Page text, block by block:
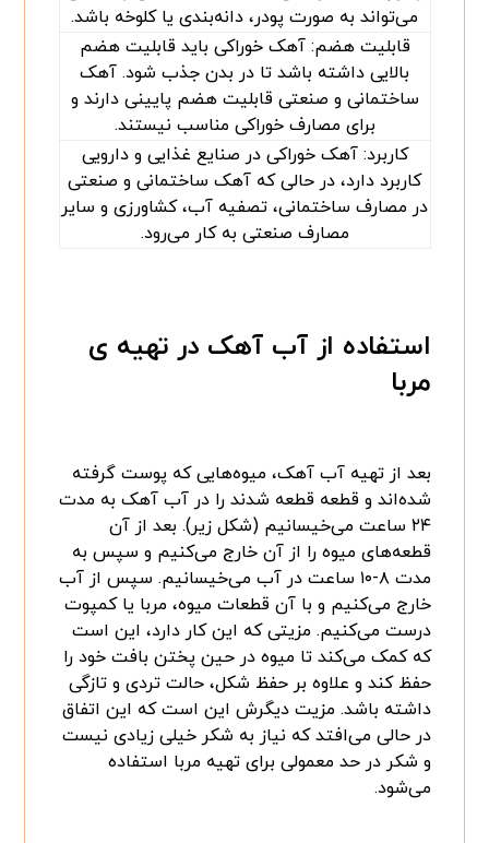
می‌تواند به صورت پودر، دانه‌بندی یا کلوخه باشد.
قابلیت هضم: آهک خوراکی باید قابلیت هضم
بالایی داشته باشد تا در بدن جذب شود. آهک
ساختمانی و صنعتی قابلیت هضم پایینی دارند و
برای مصارف خوراکی مناسب نیستند.
کاربرد: آهک خوراکی در صنایع غذایی و دارویی
کاربرد دارد، در حالی که آهک ساختمانی و صنعتی
در مصارف ساختمانی، تصفیه آب، کشاورزی و سایر
مصارف صنعتی به کار می‌رود.
استفاده از آب آهک در تهیه ی
مربا
بعد از تهیه آب آهک، میوه‌هایی که پوست گرفته
شده‌اند و قطعه قطعه شدند را در آب آهک به مدت
۲۴ ساعت می‌خیسانیم (شکل زیر). بعد از آن
قطعه‌های میوه را از آن خارج می‌کنیم و سپس به
مدت ۸-۱۰ ساعت در آب می‌خیسانیم. سپس از آب
خارج می‌کنیم و با آن قطعات میوه، مربا یا کمپوت
درست می‌کنیم. مزیتی که این کار دارد، این است
که کمک می‌کند تا میوه در حین پختن بافت خود را
حفظ کند و علاوه بر حفظ شکل، حالت تردی و تازگی
داشته باشد. مزیت دیگرش این است که این اتفاق
در حالی می‌افتد که نیاز به شکر خیلی زیادی نیست
و شکر در حد معمولی برای تهیه مربا استفاده
می‌شود.